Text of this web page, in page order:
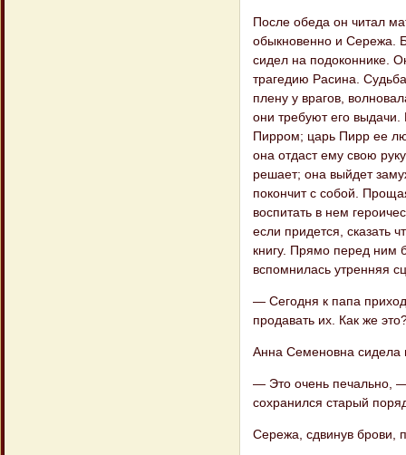
После обеда он читал
обыкновенно и Сережа.
сидел на подоконнике.
трагедию Расина.
плену у врагов,
они требуют его выдачи.
Пирром; царь Пирр ее
она отдаст ему свою
решает; она выйдет
покончит с собой.
воспитать в нем
если придется, сказать
книгу. Прямо перед ним
вспомнилась утренняя
— Сегодня к папа
продавать их. Как же
Анна Семеновна сидела
— Это очень печально,
сохранился старый
Сережа, сдвинув брови,